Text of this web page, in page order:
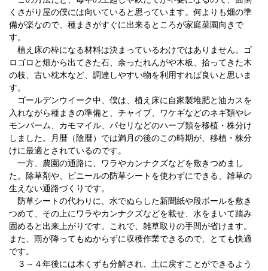
くさがり屋の僕には向いていると思っています。何よりも畑の準
備が楽なので、種まきがすぐに出来るところが家庭菜園向きで
す。
植え床の枠になる材料は決まっているわけではありません。ゴ
ロゴロと畑から出てきた石、余ったれんがや木板、拾ってきた木
の枝、古い枕木など、調達しやすい物を利用すれば良いと思いま
す。
ゴールデンウイーク中、僕は、植え床に自家製堆肥と油カスを
入れながら種まきの準備と、チャイブ、ワケギなどのネギ類やレ
モンバーム、カモマイル、パセリなどのハーブ類を移植・株分け
しました。月暦（陰暦）では満月の後のこの時期が、移植・株分
けに最適とされているのです。
一方、農園の通路に、ワラやカンナクズなどを敷きつめまし
た。除草剤や、ビニールの防草シートを使わずにできる、雑草の
生えない通路づくりです。
防草シートの代わりに、水でぬらした新聞紙や段ボールを敷き
つめて、その上にワラやカンナクズなどを載せ、水をまいて踏み
固めると出来上がりです。これで、雑草取りの手間が省けます。
また、雨が降ってもぬからずに収穫作業できるので、とても快適
です。
３～４年後には木くずも分解され、土に戻すことができるよう